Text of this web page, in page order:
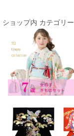
ショップ内 カテゴリー